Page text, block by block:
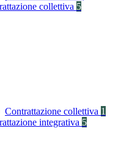
collettiva 5
Contrattazione collettiva 1
integrativa 5